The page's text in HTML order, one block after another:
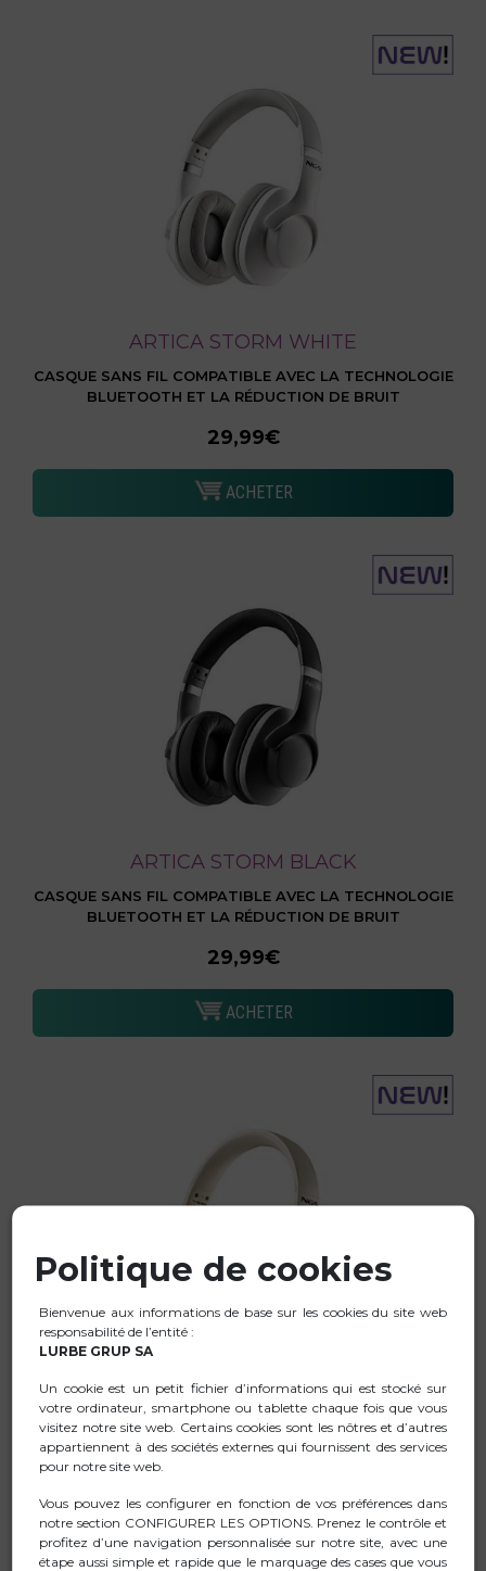
ARTICA STORM WHITE
CASQUE SANS FIL COMPATIBLE AVEC LA TECHNOLOGIE
BLUETOOTH ET LA RÉDUCTION DE BRUIT
29,99€
ACHETER
ARTICA STORM BLACK
CASQUE SANS FIL COMPATIBLE AVEC LA TECHNOLOGIE
BLUETOOTH ET LA RÉDUCTION DE BRUIT
29,99€
ACHETER
ARTICA GLACIER BEIGE
CASQUE SANS FIL COMPATIBLE AVEC LA TECHNOLOGIE
BLUETOOTH
ACHETER
Politique de cookies
Bienvenue aux informations de base sur les cookies du site web
responsabilité de l’entité :
LURBE GRUP SA
Un cookie est un petit fichier d’informations qui est stocké sur
votre ordinateur, smartphone ou tablette chaque fois que vous
visitez notre site web. Certains cookies sont les nôtres et d’autres
appartiennent à des sociétés externes qui fournissent des services
pour notre site web.
Vous pouvez les configurer en fonction de vos préférences dans
notre section CONFIGURER LES OPTIONS. Prenez le contrôle et
profitez d’une navigation personnalisée sur notre site, avec une
étape aussi simple et rapide que le marquage des cases que vous